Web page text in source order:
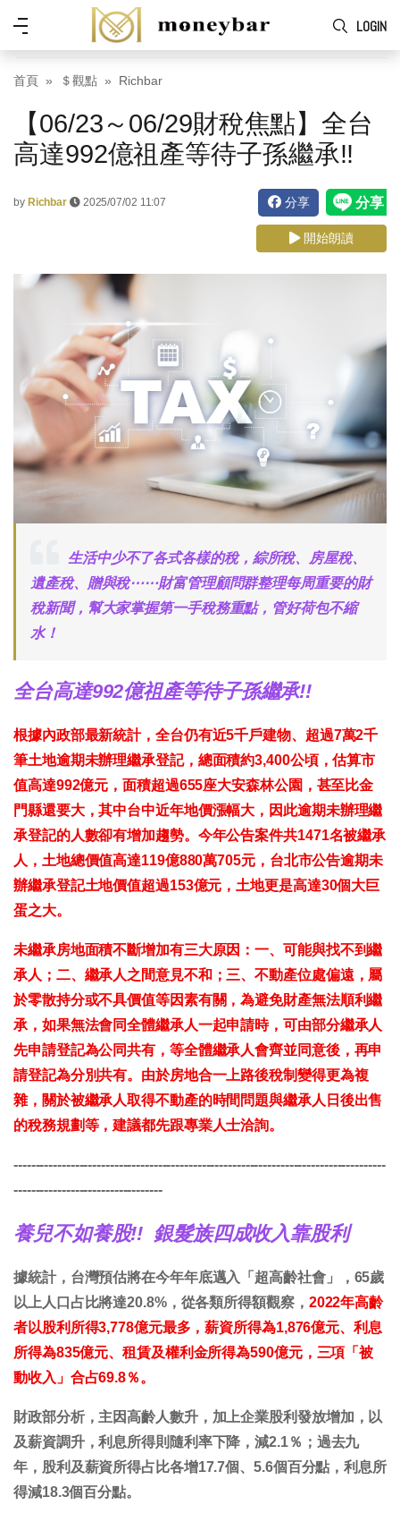
Skip to main content
LOGIN
功
能
表
首頁 ＄觀點 Richbar
【06/23～06/29財稅焦點】全台
高達992億祖產等待子孫繼承!!
by Richbar 2025/07/02 11:07 分享
開始朗讀
生活中少不了各式各樣的稅，綜所稅、房屋稅、
遺產稅、贈與稅⋯⋯財富管理顧問群整理每周重要的財
稅新聞，幫大家掌握第一手稅務重點，管好荷包不縮
水！
全台高達992億祖產等待子孫繼承!!
根據內政部最新統計，全台仍有近5千戶建物、超過7萬2千
筆土地逾期未辦理繼承登記，總面積約3,400公頃，估算市
值高達992億元，面積超過655座大安森林公園，甚至比金
門縣還要大，其中台中近年地價漲幅大，因此逾期未辦理繼
承登記的人數卻有增加趨勢。今年公告案件共1471名被繼承
人，土地總價值高達119億880萬705元，台北市公告逾期未
辦繼承登記土地價值超過153億元，土地更是高達30個大巨
蛋之大。
未繼承房地面積不斷增加有三大原因：一、可能與找不到繼
承人；二、繼承人之間意見不和；三、不動產位處偏遠，屬
於零散持分或不具價值等因素有關，為避免財產無法順利繼
承，如果無法會同全體繼承人一起申請時，可由部分繼承人
先申請登記為公同共有，等全體繼承人會齊並同意後，再申
請登記為分別共有。由於房地合一上路後稅制變得更為複
雜，關於被繼承人取得不動產的時間問題與繼承人日後出售
的稅務規劃等，建議都先跟專業人士洽詢。
-------------------------------------------------------------------------------------
----------------------------------
養兒不如養股!! 銀髮族四成收入靠股利
據統計，台灣預估將在今年年底邁入「超高齡社會」，65歲
以上人口占比將達20.8%，從各類所得額觀察， 2022年高齡
者以股利所得3,778億元最多，薪資所得為1,876億元、利息
所得為835億元、租賃及權利金所得為590億元，三項「被
動收入」合占69.8％。
財政部分析，主因高齡人數升，加上企業股利發放增加，以
及薪資調升，利息所得則隨利率下降，減2.1％；過去九
年，股利及薪資所得占比各增17.7個、5.6個百分點，利息所
得減18.3個百分點。